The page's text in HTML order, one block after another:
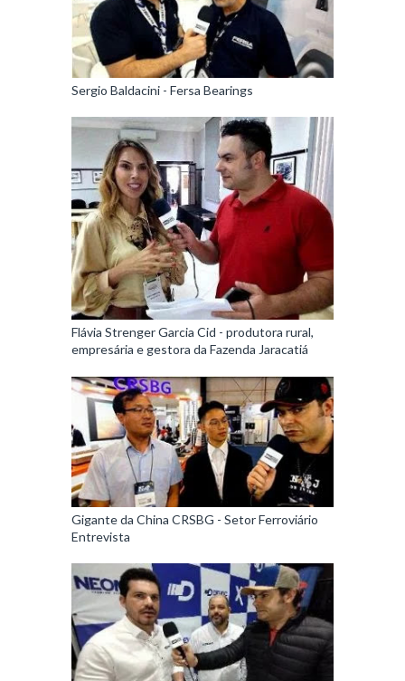
Sergio Baldacini - Fersa Bearings
Flávia Strenger Garcia Cid - produtora rural,
empresária e gestora da Fazenda Jaracatiá
Gigante da China CRSBG - Setor Ferroviário
Entrevista